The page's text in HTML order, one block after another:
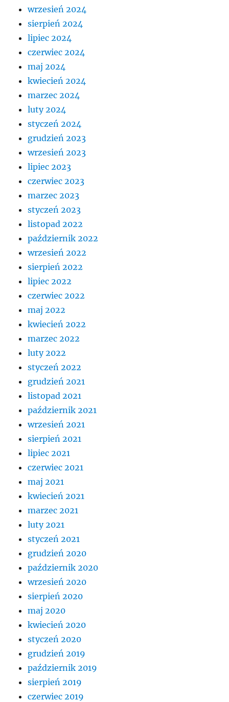
wrzesień 2024
sierpień 2024
lipiec 2024
czerwiec 2024
maj 2024
kwiecień 2024
marzec 2024
luty 2024
styczeń 2024
grudzień 2023
wrzesień 2023
lipiec 2023
czerwiec 2023
marzec 2023
styczeń 2023
listopad 2022
październik 2022
wrzesień 2022
sierpień 2022
lipiec 2022
czerwiec 2022
maj 2022
kwiecień 2022
marzec 2022
luty 2022
styczeń 2022
grudzień 2021
listopad 2021
październik 2021
wrzesień 2021
sierpień 2021
lipiec 2021
czerwiec 2021
maj 2021
kwiecień 2021
marzec 2021
luty 2021
styczeń 2021
grudzień 2020
październik 2020
wrzesień 2020
sierpień 2020
maj 2020
kwiecień 2020
styczeń 2020
grudzień 2019
październik 2019
sierpień 2019
czerwiec 2019